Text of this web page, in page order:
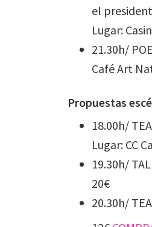
el
Lugar:
21.30h/
Café Art
Propuestas
18.00h/
Lugar: CC
19.30h/
20€
20.30h/